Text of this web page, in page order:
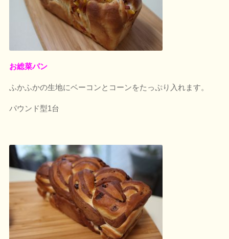
お総菜パン
ふかふかの生地にベーコンとコーンをたっぷり入れます。
パウンド型1台